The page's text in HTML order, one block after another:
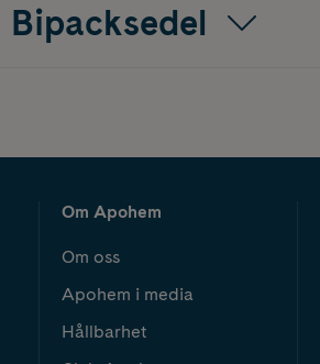
Bipacksedel
Om Apohem
Om oss
Apohem i media
Hållbarhet